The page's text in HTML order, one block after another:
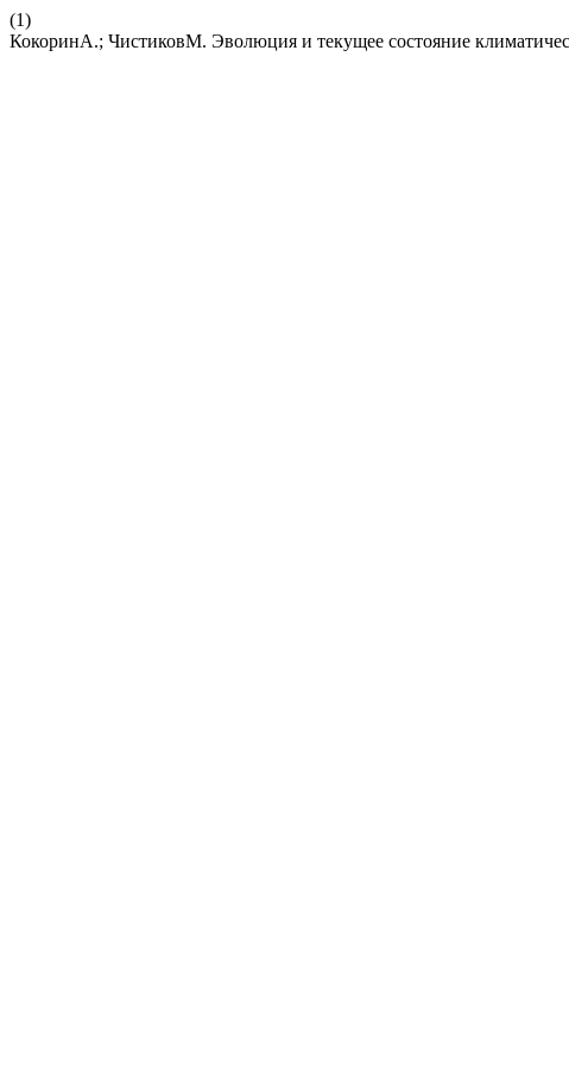
(1)
КокоринА.; ЧистиковМ. Эволюция и текущее состояние